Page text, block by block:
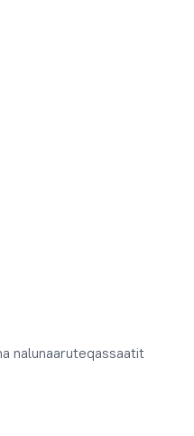
nalunaaruteqassaatit